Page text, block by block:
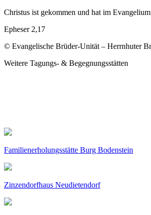
Christus ist gekommen und hat im
Epheser 2,17
© Evangelische Brüder-Unität – Herrnhuter
Weitere Tagungs- & Begegnungsstätten
Familienerholungsstätte Burg Bodenstein
Zinzendorfhaus Neudietendorf